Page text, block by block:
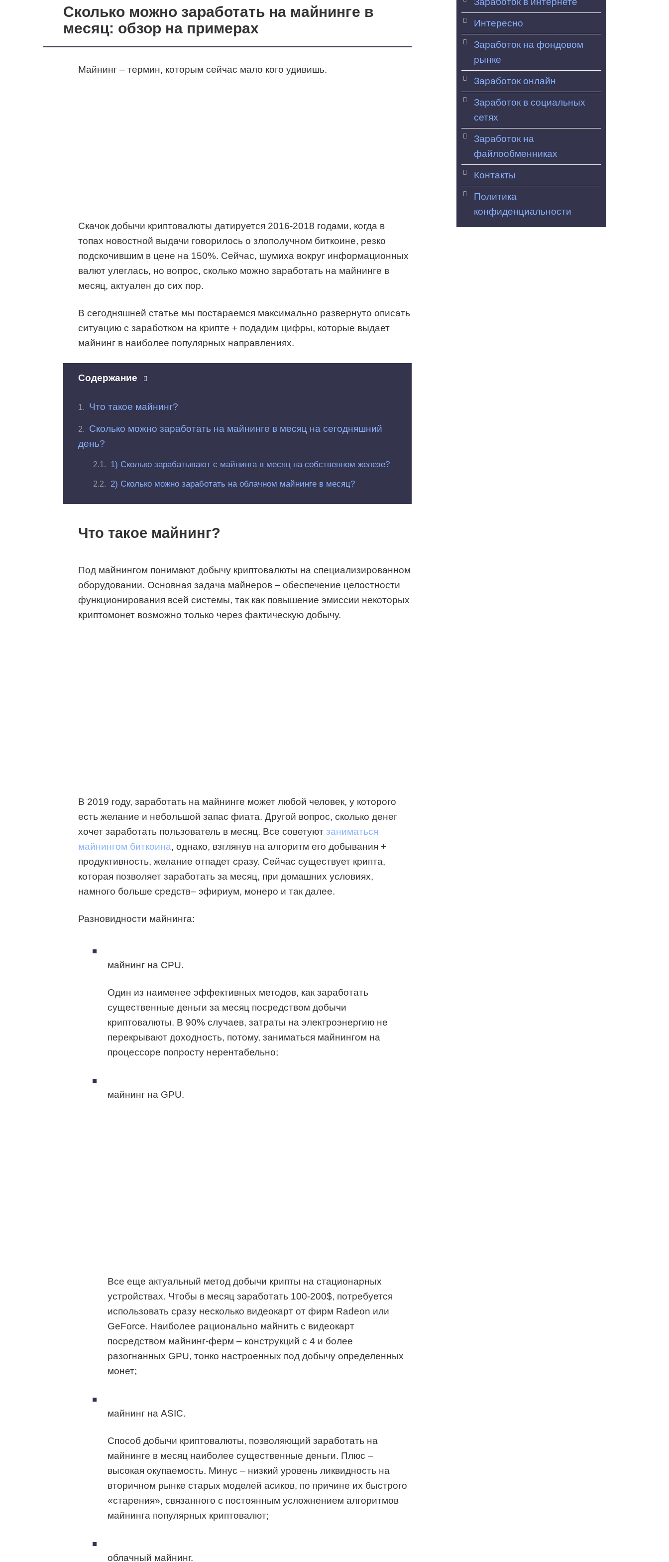
Сколько можно заработать на майнинге в
месяц: обзор на примерах
Майнинг – термин, которым сейчас мало кого удивишь.
Скачок добычи криптовалюты датируется 2016-2018 годами, когда в
топах новостной выдачи говорилось о злополучном биткоине, резко
подскочившим в цене на 150%. Сейчас, шумиха вокруг информационных
валют улеглась, но вопрос, сколько можно заработать на майнинге в
месяц, актуален до сих пор.
В сегодняшней статье мы постараемся максимально развернуто описать
ситуацию с заработком на крипте + подадим цифры, которые выдает
майнинг в наиболее популярных направлениях.
Содержание
Что такое майнинг?
Сколько можно заработать на майнинге в месяц на сегодняшний
день?
1) Сколько зарабатывают с майнинга в месяц на собственном железе?
2) Сколько можно заработать на облачном майнинге в месяц?
Что такое майнинг?
Под майнингом понимают добычу криптовалюты на специализированном
оборудовании. Основная задача майнеров – обеспечение целостности
функционирования всей системы, так как повышение эмиссии некоторых
криптомонет возможно только через фактическую добычу.
В 2019 году, заработать на майнинге может любой человек, у которого
есть желание и небольшой запас фиата. Другой вопрос, сколько денег
хочет заработать пользователь в месяц. Все советуют заниматься
майнингом биткоина, однако, взглянув на алгоритм его добывания +
продуктивность, желание отпадет сразу. Сейчас существует крипта,
которая позволяет заработать за месяц, при домашних условиях,
намного больше средств– эфириум, монеро и так далее.
Разновидности майнинга:
майнинг на CPU.
Один из наименее эффективных методов, как заработать
существенные деньги за месяц посредством добычи
криптовалюты. В 90% случаев, затраты на электроэнергию не
перекрывают доходность, потому, заниматься майнингом на
процессоре попросту нерентабельно;
майнинг на GPU.
Все еще актуальный метод добычи крипты на стационарных
устройствах. Чтобы в месяц заработать 100-200$, потребуется
использовать сразу несколько видеокарт от фирм Radeon или
GeForce. Наиболее рационально майнить с видеокарт
посредством майнинг-ферм – конструкций с 4 и более
разогнанных GPU, тонко настроенных под добычу определенных
монет;
майнинг на ASIC.
Способ добычи криптовалюты, позволяющий заработать на
майнинге в месяц наиболее существенные деньги. Плюс –
высокая окупаемость. Минус – низкий уровень ликвидность на
вторичном рынке старых моделей асиков, по причине их быстрого
«старения», связанного с постоянным усложнением алгоритмов
майнинга популярных криптовалют;
облачный майнинг.
Интересно
Заработок на фондовом
рынке
Заработок онлайн
Заработок в социальных
сетях
Заработок на
файлообменниках
Контакты
Политика
конфиденциальности